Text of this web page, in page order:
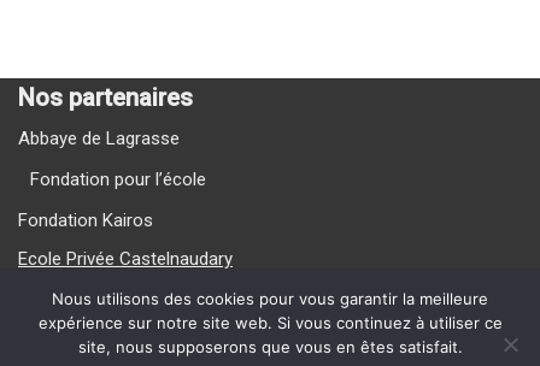
Nos partenaires
Abbaye de Lagrasse
Fondation pour l’école
Fondation Kairos
Ecole Privée Castelnaudary
Ecole Privée Carcassonne
Nos Vidéos
Nous utilisons des cookies pour vous garantir la meilleure
expérience sur notre site web. Si vous continuez à utiliser ce
site, nous supposerons que vous en êtes satisfait.